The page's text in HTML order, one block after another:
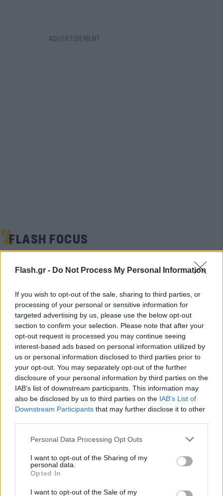
Flash.gr - Do Not Process My Personal Information
If you wish to opt-out of the sale, sharing to third parties, or
processing of your personal or sensitive information for
targeted advertising by us, please use the below opt-out
section to confirm your selection. Please note that after your
opt-out request is processed you may continue seeing
interest-based ads based on personal information utilized by
us or personal information disclosed to third parties prior to
your opt-out. You may separately opt-out of the further
disclosure of your personal information by third parties on the
IAB’s list of downstream participants. This information may
also be disclosed by us to third parties on the IAB’s List of
Downstream Participants that may further disclose it to other
Please note that this website/app uses one or more Google
not limited to your visit or usage behaviour. You may click to
grant or deny consent to Google and its third-party tags to
use your data for below specified purposes in below Google
consent section.
Personal Data Processing Opt Outs
I want to opt-out of the Sharing of my
personal data.
Opted In
I want to opt-out of the Sale of my
FLASH FOCUS
Σένγκεν υπό πίεση: Τι αλλάζει στα